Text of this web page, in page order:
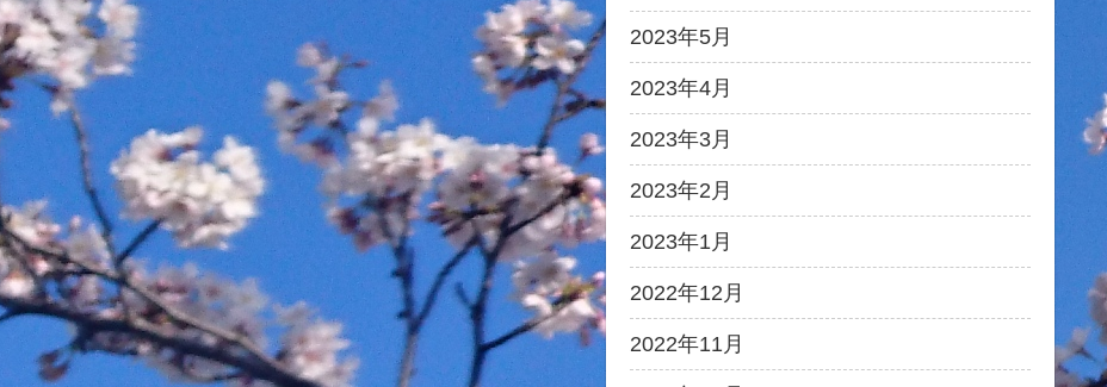
2023年5月
2023年4月
2023年3月
2023年2月
2023年1月
2022年12月
2022年11月